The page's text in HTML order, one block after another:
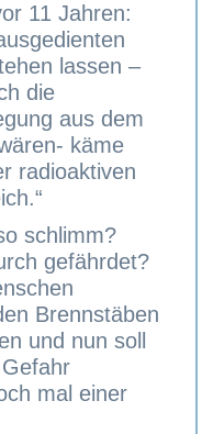
11 Jahren:
lassen –
die
aus dem
käme
radioaktiven
schlimm?
gefährdet?
Brennstäben
und nun soll
mal einer